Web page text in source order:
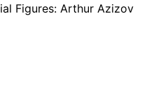
Figures: Arthur Azizov